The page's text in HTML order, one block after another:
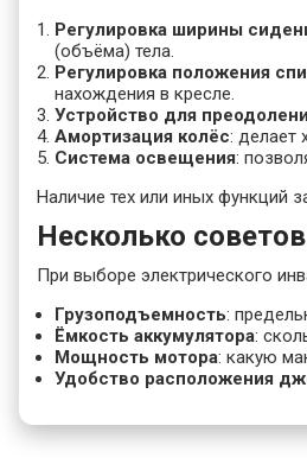
Регулировка ширины
(объёма) тела.
Регулировка положения
нахождения в кресле.
Устройство для
Амортизация колёс: делает
Система освещения:
Наличие тех или иных функций
Несколько
При выборе электрического
Грузоподъемность:
Ёмкость аккумулятора:
Мощность мотора: какую
Удобство расположения